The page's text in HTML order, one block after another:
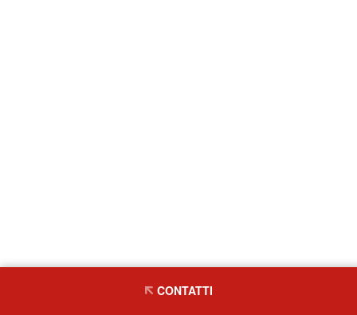
CONTATTI